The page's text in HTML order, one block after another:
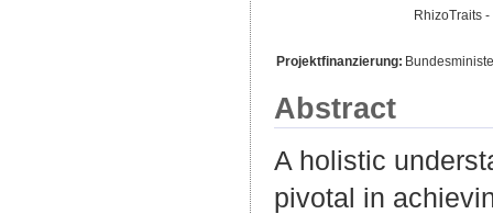
RhizoTraits
Projektfinanzierung:
Abstract
A holistic
pivotal in